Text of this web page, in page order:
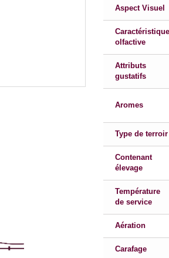
Aspect Visuel
Caractéristique
olfactive
Attributs
gustatifs
Aromes
Type de terroir
Contenant
élevage
Température
de service
Aération
Carafage